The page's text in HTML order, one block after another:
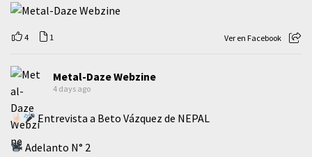
4 1 Ver en Facebook
Metal-Daze Webzine
4 days ago
Entrevista a Beto Vázquez de NEPAL
Adelanto N° 2